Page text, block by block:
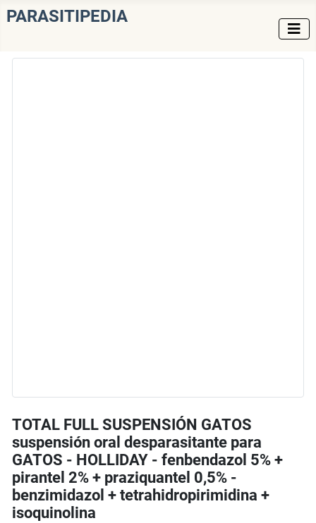
PARASITIPEDIA
TOTAL FULL SUSPENSIÓN GATOS
suspensión oral desparasitante para
GATOS - HOLLIDAY - fenbendazol 5% +
pirantel 2% + praziquantel 0,5% -
benzimidazol + tetrahidropirimidina +
isoquinolina